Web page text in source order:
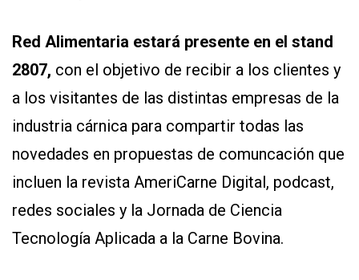
CONTÁCTENOS
AYUDA
Y
POLÍTICAS
PRIVACIDAD
DEL
QUIENES
Red Alimentaria estará presente en el stand
2807, con el objetivo de recibir a los clientes y
a los visitantes de las distintas empresas de la
industria cárnica para compartir todas las
novedades en propuestas de comuncación que
incluen la revista AmeriCarne Digital, podcast,
redes sociales y la Jornada de Ciencia
Tecnología Aplicada a la Carne Bovina.